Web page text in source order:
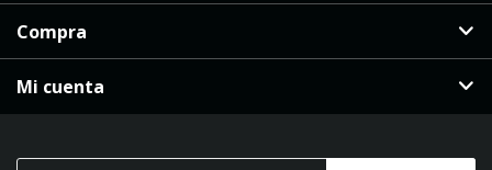
Compra
Mi cuenta